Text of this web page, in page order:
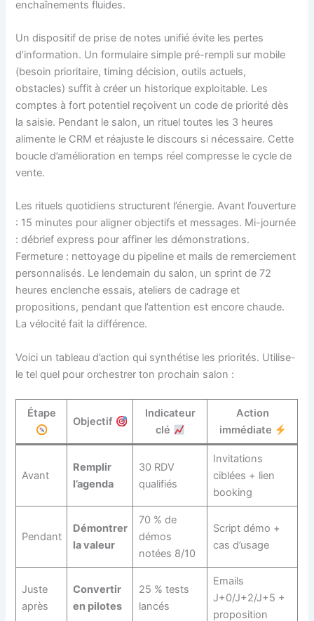
enchaînements fluides.
Un dispositif de prise de notes unifié évite les pertes
d’information. Un formulaire simple pré-rempli sur mobile
(besoin prioritaire, timing décision, outils actuels,
obstacles) suffit à créer un historique exploitable. Les
comptes à fort potentiel reçoivent un code de priorité dès
la saisie. Pendant le salon, un rituel toutes les 3 heures
alimente le CRM et réajuste le discours si nécessaire. Cette
boucle d’amélioration en temps réel compresse le cycle de
vente.
Les rituels quotidiens structurent l’énergie. Avant l’ouverture
: 15 minutes pour aligner objectifs et messages. Mi-journée
: débrief express pour affiner les démonstrations.
Fermeture : nettoyage du pipeline et mails de remerciement
personnalisés. Le lendemain du salon, un sprint de 72
heures enclenche essais, ateliers de cadrage et
propositions, pendant que l’attention est encore chaude.
La vélocité fait la différence.
Voici un tableau d’action qui synthétise les priorités. Utilise-
le tel quel pour orchestrer ton prochain salon :
Étape
Objectif
Indicateur
clé
Action
immédiate
Avant
Remplir
l’agenda
30 RDV
qualifiés
Invitations
ciblées + lien
booking
Pendant
Démontrer
la valeur
70 % de
démos
notées 8/10
Script démo +
cas d’usage
Juste
après
Convertir
en pilotes
25 % tests
lancés
Emails
J+0/J+2/J+5 +
proposition